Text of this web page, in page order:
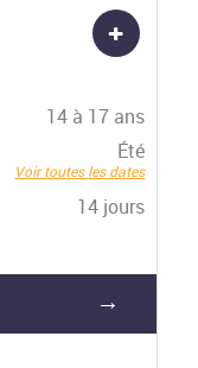
+
14 à 17 ans
Été
Voir toutes les dates
14 jours